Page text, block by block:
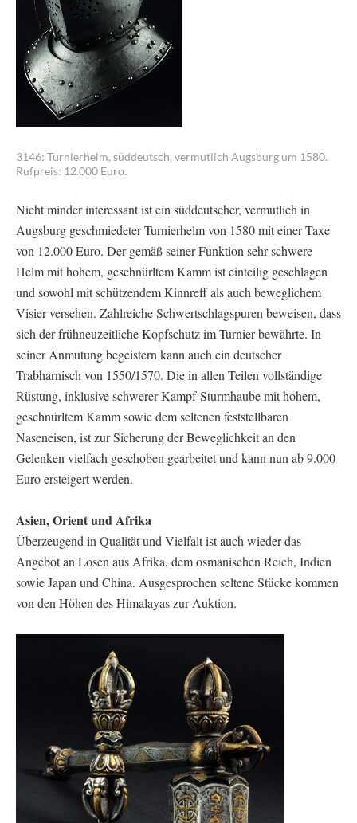
3146: Turnierhelm, süddeutsch, vermutlich Augsburg um 1580.
Rufpreis: 12.000 Euro.
Nicht minder interessant ist ein süddeutscher, vermutlich in
Augsburg geschmiedeter Turnierhelm von 1580 mit einer Taxe
von 12.000 Euro. Der gemäß seiner Funktion sehr schwere
Helm mit hohem, geschnürltem Kamm ist einteilig geschlagen
und sowohl mit schützendem Kinnreff als auch beweglichem
Visier versehen. Zahlreiche Schwertschlagspuren beweisen, dass
sich der frühneuzeitliche Kopfschutz im Turnier bewährte. In
seiner Anmutung begeistern kann auch ein deutscher
Trabharnisch von 1550/1570. Die in allen Teilen vollständige
Rüstung, inklusive schwerer Kampf-Sturmhaube mit hohem,
geschnürltem Kamm sowie dem seltenen feststellbaren
Naseneisen, ist zur Sicherung der Beweglichkeit an den
Gelenken vielfach geschoben gearbeitet und kann nun ab 9.000
Euro ersteigert werden.
Asien, Orient und Afrika
Überzeugend in Qualität und Vielfalt ist auch wieder das
Angebot an Losen aus Afrika, dem osmanischen Reich, Indien
sowie Japan und China. Ausgesprochen seltene Stücke kommen
von den Höhen des Himalayas zur Auktion.